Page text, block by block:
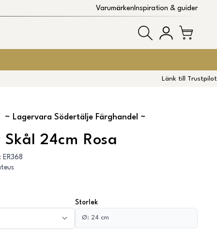
VarumärkenInspiration & guider
Länk till Trustpilot
~ Lagervara Södertälje Färghandel ~
24cm Rosa
ER368
Storlek
Ø: 24 cm